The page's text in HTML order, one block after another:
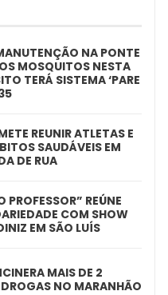
NA PONTE
MOSQUITOS NESTA
TERÁ SISTEMA ‘PARE
REUNIR ATLETAS E
SAUDÁVEIS EM
DE RUA
REÚNE
COM SHOW
EM SÃO LUÍS
MAIS DE 2
NO MARANHÃO